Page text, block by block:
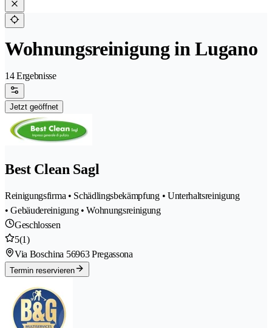
Wohnungsreinigung in Lugano
14 Ergebnisse
Jetzt geöffnet
Best Clean Sagl
Reinigungsfirma • Schädlingsbekämpfung • Unterhaltsreinigung
• Gebäudereinigung • Wohnungsreinigung
Geschlossen
5(1)
Via Boschina 56963 Pregassona
Termin reservieren